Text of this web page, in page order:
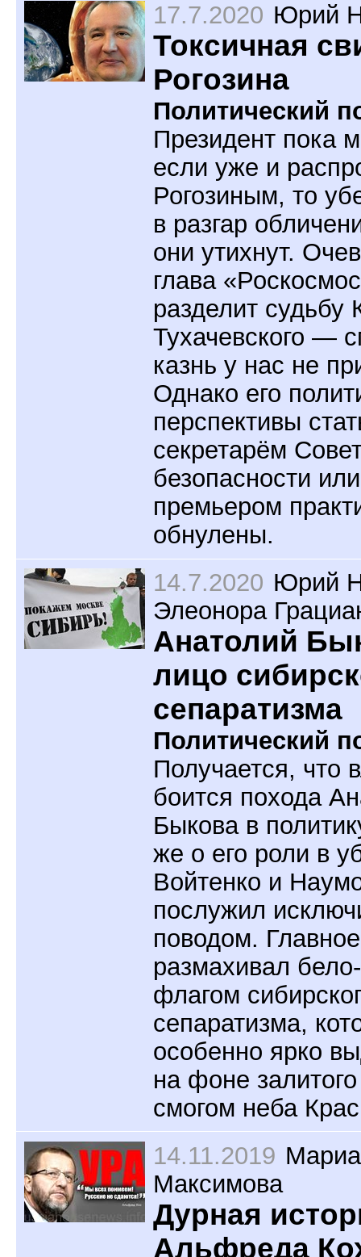
17.7.2020 Юрий
Токсичная
Рогозина
Политический
Президент пока
если уже и
Рогозиным, то
в разгар
они утихнут.
глава
разделит судьбу
Тухачевского —
казнь у нас не
Однако его
перспективы
секретарём
безопасности или
премьером
обнулены.
14.7.2020 Юрий
Элеонора
Анатолий
лицо
сепаратизма
Политический
Получается, что
боится похода
Быкова в
же о его роли в
Войтенко и
послужил
поводом.
размахивал
флагом
сепаратизма,
особенно ярко
на фоне
смогом неба
14.11.2019
Максимова
Дурная
Альфреда